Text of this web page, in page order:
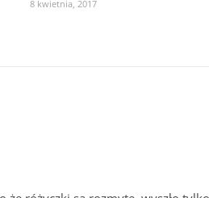
8 kwietnia, 2017